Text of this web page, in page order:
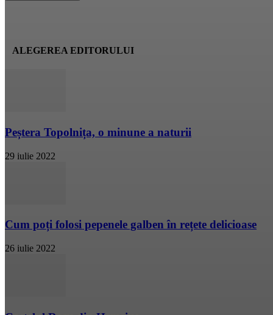
ALEGEREA EDITORULUI
Peștera Topolnița, o minune a naturii
29 iulie 2022
Cum poți folosi pepenele galben în rețete delicioase
26 iulie 2022